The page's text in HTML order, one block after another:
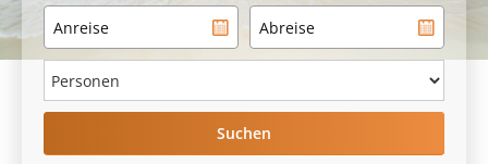
Suchen